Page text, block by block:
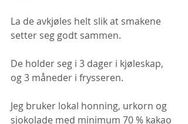
La de avkjøles helt slik at smakene
setter seg godt sammen.
De holder seg i 3 dager i kjøleskap,
og 3 måneder i frysseren.
Jeg bruker lokal honning, urkorn og
sjokolade med minimum 70 % kakao